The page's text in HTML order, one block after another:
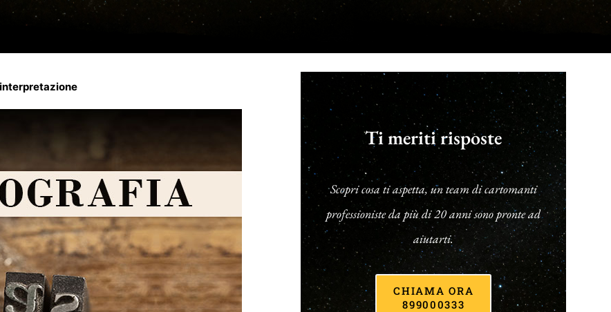
Ti meriti risposte
Scopri cosa ti aspetta, un team di cartomanti
professioniste da più di 20 anni sono pronte ad
aiutarti.
CHIAMA ORA
899000333